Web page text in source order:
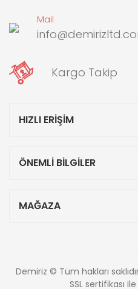
Mail
Kargo Takip
HIZLI ERİŞİM
ÖNEMLİ BİLGİLER
MAĞAZA
Demiriz © Tüm hakları
SSL sertifikası